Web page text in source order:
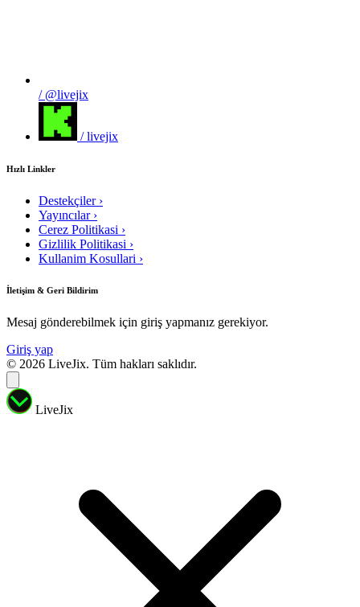
/ @livejix
/ livejix
Hızlı Linkler
Destekçiler ›
Yayıncılar ›
Cerez Politikasi ›
Gizlilik Politikasi ›
Kullanim Kosullari ›
İletişim & Geri Bildirim
Mesaj gönderebilmek için giriş yapmanız gerekiyor.
Giriş yap
© 2026 LiveJix. Tüm hakları saklıdır.
LiveJix